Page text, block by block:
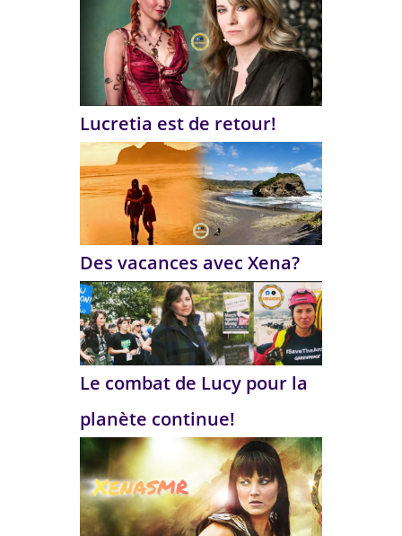
Lucretia est de retour!
Des vacances avec Xena?
Le combat de Lucy pour la
planète continue!